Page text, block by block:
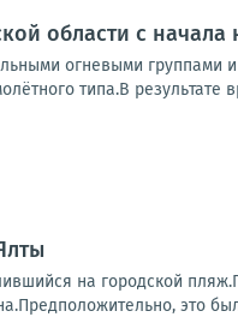
области с начала
огневыми
типа.В результате
на городской
это